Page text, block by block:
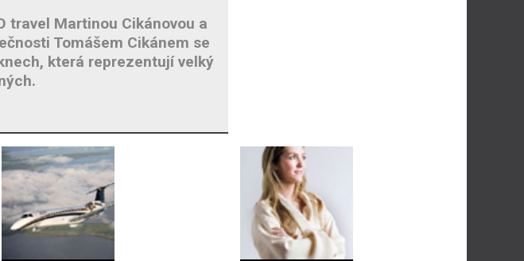
travel Martinou Cikánovou a
Tomášem Cikánem se
která reprezentují velký